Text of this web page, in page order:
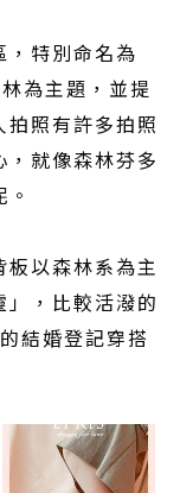
，特別命名為
為主題，並提
照有許多拍照
就像森林芬多
板以森林系為主
，比較活潑的
結婚登記穿搭